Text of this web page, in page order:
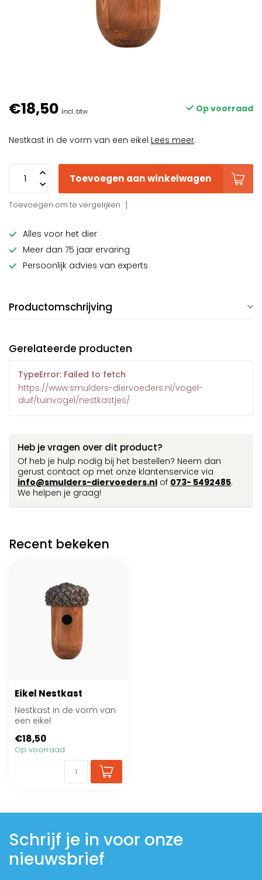
€18,50 Incl. btw Op voorraad
Nestkast in de vorm van een eikel Lees meer.
Toevoegen aan winkelwagen
Toevoegen om te vergelijken
Alles voor het dier
Meer dan 75 jaar ervaring
Persoonlijk advies van experts
Productomschrijving
Gerelateerde producten
TypeError: Failed to fetch
https://www.smulders-diervoeders.nl/vogel-
duif/tuinvogel/nestkastjes/
Heb je vragen over dit product?
Of heb je hulp nodig bij het bestellen? Neem dan
gerust contact op met onze klantenservice via
info@smulders-diervoeders.nl of 073- 5492485.
We helpen je graag!
Recent bekeken
Eikel Nestkast
Nestkast in de vorm van
een eikel
€18,50
Op voorraad
Schrijf je in voor onze
nieuwsbrief